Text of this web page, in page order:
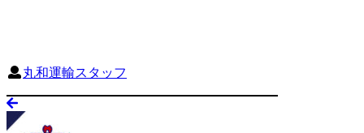
丸和運輸スタッフ